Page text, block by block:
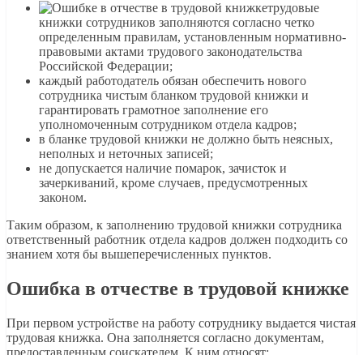
трудовые
книжки сотрудников заполняются согласно четко
определенным правилам, установленным нормативно-
правовыми актами трудового законодательства
Российской Федерации;
каждый работодатель обязан обеспечить нового
сотрудника чистым бланком трудовой книжки и
гарантировать грамотное заполнение его
уполномоченным сотрудником отдела кадров;
в бланке трудовой книжки не должно быть неясных,
неполных и неточных записей;
не допускается наличие помарок, зачисток и
зачеркиваний, кроме случаев, предусмотренных
законом.
Таким образом, к заполнению трудовой книжки сотрудника
ответственный работник отдела кадров должен подходить со
знанием хотя бы вышеперечисленных пунктов.
Ошибка в отчестве в трудовой книжке
При первом устройстве на работу сотруднику выдается чистая
трудовая книжка. Она заполняется согласно документам,